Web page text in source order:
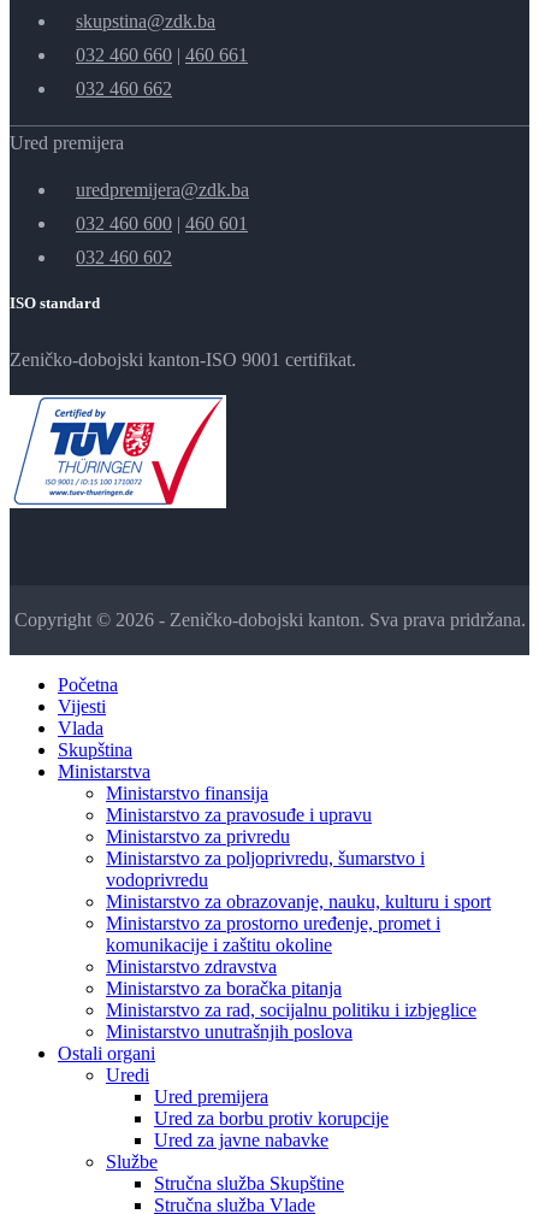
skupstina@zdk.ba
032 460 660 | 460 661
032 460 662
Ured premijera
uredpremijera@zdk.ba
032 460 600 | 460 601
032 460 602
ISO standard
Zeničko-dobojski kanton-ISO 9001 certifikat.
Copyright © 2026 - Zeničko-dobojski kanton. Sva prava pridržana.
Početna
Vijesti
Vlada
Skupština
Ministarstva
Ministarstvo finansija
Ministarstvo za pravosuđe i upravu
Ministarstvo za privredu
Ministarstvo za poljoprivredu, šumarstvo i
vodoprivredu
Ministarstvo za obrazovanje, nauku, kulturu i sport
Ministarstvo za prostorno uređenje, promet i
komunikacije i zaštitu okoline
Ministarstvo zdravstva
Ministarstvo za boračka pitanja
Ministarstvo za rad, socijalnu politiku i izbjeglice
Ministarstvo unutrašnjih poslova
Ostali organi
Uredi
Ured premijera
Ured za borbu protiv korupcije
Ured za javne nabavke
Službe
Stručna služba Skupštine
Stručna služba Vlade